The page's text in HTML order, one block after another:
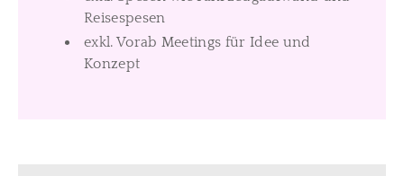
Reisespesen
exkl. Vorab Meetings für Idee und
Konzept